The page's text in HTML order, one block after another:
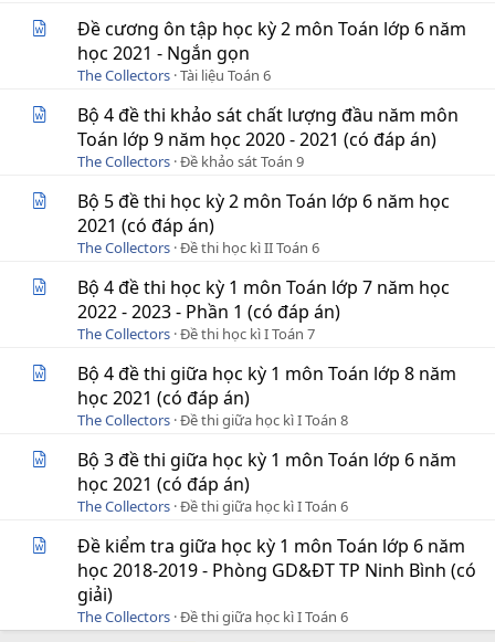
Đề cương ôn tập học kỳ 2 môn Toán lớp 6 năm
học 2021 - Ngắn gọn
The Collectors Tài liệu Toán 6
Bộ 4 đề thi khảo sát chất lượng đầu năm môn
Toán lớp 9 năm học 2020 - 2021 (có đáp án)
The Collectors Đề khảo sát Toán 9
Bộ 5 đề thi học kỳ 2 môn Toán lớp 6 năm học
2021 (có đáp án)
The Collectors Đề thi học kì II Toán 6
Bộ 4 đề thi học kỳ 1 môn Toán lớp 7 năm học
2022 - 2023 - Phần 1 (có đáp án)
The Collectors Đề thi học kì I Toán 7
Bộ 4 đề thi giữa học kỳ 1 môn Toán lớp 8 năm
học 2021 (có đáp án)
The Collectors Đề thi giữa học kì I Toán 8
Bộ 3 đề thi giữa học kỳ 1 môn Toán lớp 6 năm
học 2021 (có đáp án)
The Collectors Đề thi giữa học kì I Toán 6
Đề kiểm tra giữa học kỳ 1 môn Toán lớp 6 năm
học 2018-2019 - Phòng GD&ĐT TP Ninh Bình (có
giải)
The Collectors Đề thi giữa học kì I Toán 6